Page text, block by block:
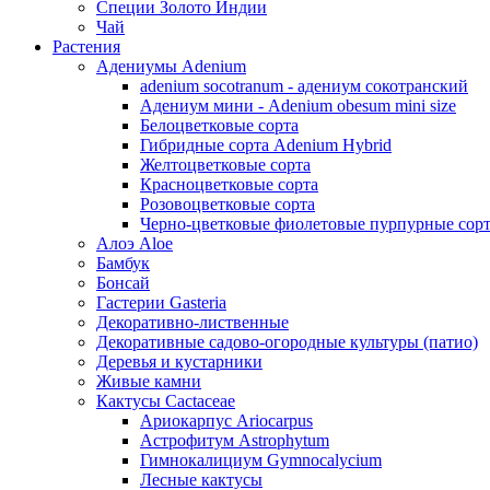
Специи Золото Индии
Чай
Растения
Адениумы Adenium
adenium socotranum - адениум сокотранский
Адениум мини - Adenium obesum mini size
Белоцветковые сорта
Гибридные сорта Adenium Hybrid
Желтоцветковые сорта
Красноцветковые сорта
Розовоцветковые сорта
Черно-цветковые фиолетовые пурпурные
Алоэ Aloe
Бамбук
Бонсай
Гастерии Gasteria
Декоративно-лиственные
Декоративные садово-огородные культуры (патио)
Деревья и кустарники
Живые камни
Кактусы Cactaceae
Ариокарпус Ariocarpus
Астрофитум Astrophytum
Гимнокалициум Gymnocalycium
Лесные кактусы